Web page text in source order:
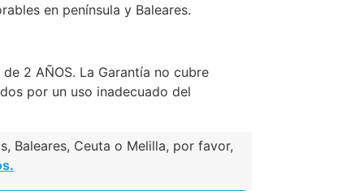
en península y Baleares.
2 AÑOS. La Garantía no cubre
por un uso inadecuado del
Baleares, Ceuta o Melilla, por favor,